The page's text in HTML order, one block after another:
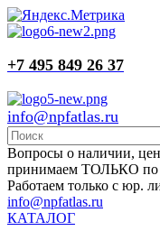
+7 495 849 26 37
info@npfatlas.ru
Вопросы о наличии,
принимаем ТОЛЬКО по
Работаем только с юр.
info@npfatlas.ru
КАТАЛОГ